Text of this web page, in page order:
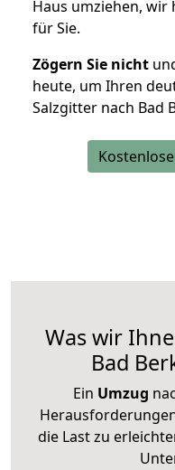
Haus umziehen, wir
für Sie.
Zögern Sie nicht
heute, um Ihren
Salzgitter nach Bad
Was wir
Bad
Ein Umzug
die Last zu